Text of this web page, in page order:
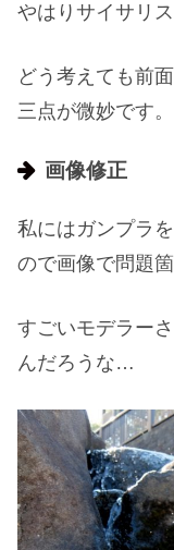
やはりサイサリ
どう考えても前
三点が微妙です。
画像修正
私にはガンプラ
ので画像で問題
すごいモデラー
んだろうな…